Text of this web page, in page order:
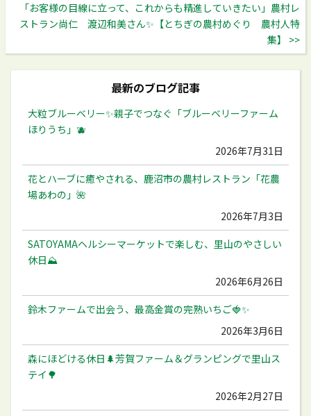
「お客様の目線に立って、これからも精進していきたい」農村レ
ストラン尚仁 渡辺和美さん✨【とちぎの農村めぐり 農村人特
集】 >>
最新のブログ記事
大粒ブルーベリー✨️親子でつなぐ「ブルーベリーファーム
ほりうち」🫐
2026年7月31日
花とハーブに癒やされる、鹿沼市の農村レストラン「花農
場あわの」🌺
2026年7月3日
SATOYAMAヘルシーマーケットで楽しむ、里山のやさしい
休日⛰️
2026年6月26日
鈴木ファームで出会う、最高金賞の完熟いちご🍓✨
2026年3月6日
森にほどける休日🌲芳賀ファーム＆グランピングで里山ス
テイ🌳
2026年2月27日